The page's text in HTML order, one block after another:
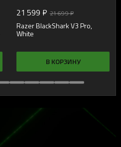
21 599 ₽ 21 699 ₽
Razer BlackShark V3 Pro,
White
В КОРЗИНУ